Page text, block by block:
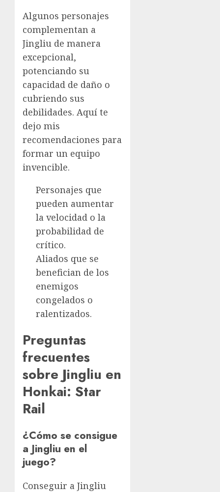
Algunos personajes
complementan a
Jingliu de manera
excepcional,
potenciando su
capacidad de daño o
cubriendo sus
debilidades. Aquí te
dejo mis
recomendaciones para
formar un equipo
invencible.
Personajes que
pueden aumentar
la velocidad o la
probabilidad de
crítico.
Aliados que se
benefician de los
enemigos
congelados o
ralentizados.
Preguntas
frecuentes
sobre Jingliu en
Honkai: Star
Rail
¿Cómo se consigue
a Jingliu en el
juego?
Conseguir a Jingliu